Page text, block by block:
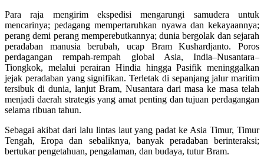
Para raja mengirim ekspedisi mengarungi samudera untuk
mencarinya; pedagang mempertaruhkan nyawa dan kekayaannya;
perang demi perang memperebutkannya; dunia bergolak dan sejarah
peradaban manusia berubah, ucap Bram Kushardjanto. Poros
perdagangan rempah-rempah global Asia, India–Nusantara–
Tiongkok, melalui perairan Hindia hingga Pasifik meninggalkan
jejak peradaban yang signifikan. Terletak di sepanjang jalur maritim
tersibuk di dunia, lanjut Bram, Nusantara dari masa ke masa telah
menjadi daerah strategis yang amat penting dan tujuan perdagangan
selama ribuan tahun.
Sebagai akibat dari lalu lintas laut yang padat ke Asia Timur, Timur
Tengah, Eropa dan sebaliknya, banyak peradaban berinteraksi;
bertukar pengetahuan, pengalaman, dan budaya, tutur Bram.